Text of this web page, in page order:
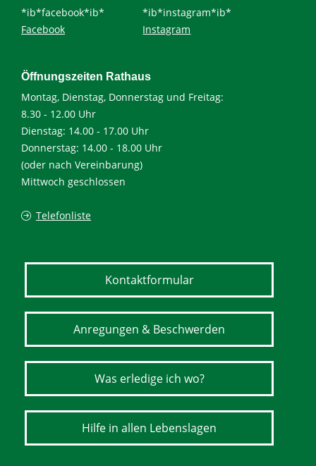
*ib*facebook*ib*
Facebook
*ib*instagram*ib*
Instagram
Öffnungszeiten Rathaus
Montag, Dienstag, Donnerstag und Freitag:
8.30 - 12.00 Uhr
Dienstag: 14.00 - 17.00 Uhr
Donnerstag: 14.00 - 18.00 Uhr
(oder nach Vereinbarung)
Mittwoch geschlossen
Telefonliste
Kontaktformular
Anregungen & Beschwerden
Was erledige ich wo?
Hilfe in allen Lebenslagen